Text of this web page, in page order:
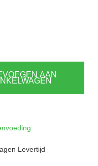
AAN
Levertijd